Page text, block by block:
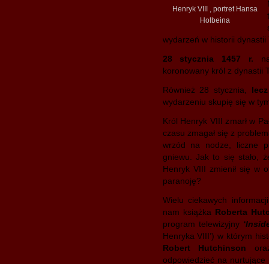
Henryk VIII , portret Hansa
Holbeina
wydarzeń w historii dynastii
28 stycznia 1457 r.
koronowany król z dynastii
Również 28 stycznia,
wydarzeniu skupię się w
Król Henryk VIII zmarł w
czasu zmagał się z
wrzód na nodze, liczne
gniewu. Jak to się stało,
Henryk VIII zmienił się w
paranoję?
Wielu ciekawych
nam książka Roberta
program telewizyjny
Henryka VIII’) w którym
Robert Hutchinson
odpowiedzieć na